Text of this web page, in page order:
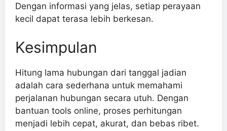
Dengan informasi yang jelas, setiap perayaan
kecil dapat terasa lebih berkesan.
Kesimpulan
Hitung lama hubungan dari tanggal jadian
adalah cara sederhana untuk memahami
perjalanan hubungan secara utuh. Dengan
bantuan tools online, proses perhitungan
menjadi lebih cepat, akurat, dan bebas ribet.